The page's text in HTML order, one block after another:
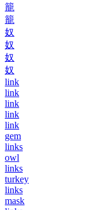
籠
籠
奴
奴
奴
奴
link
link
link
link
link
gem
links
owl
links
turkey
links
mask